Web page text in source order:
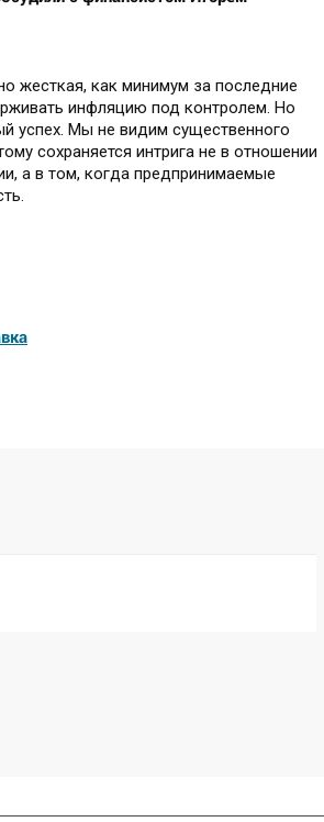
жесткая, как минимум за последние
инфляцию под контролем. Но
успех. Мы не видим существенного
сохраняется интрига не в отношении
а в том, когда предпринимаемые